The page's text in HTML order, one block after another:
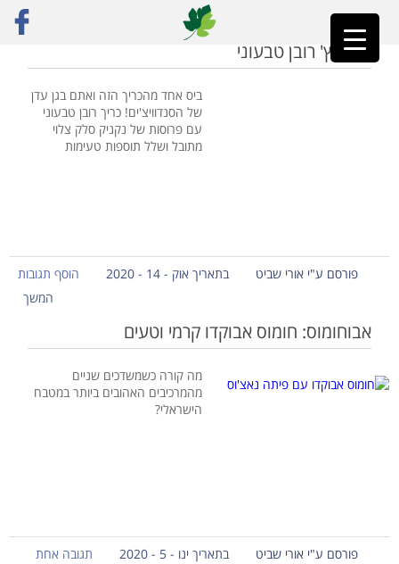
ראשי»סנדוויץ'
סנדוויץ' רובן טבעוני
ביס אחד מהכריך הזה ואתם בגן עדן
של הסנדוויצ'ים! כריך רובן טבעוני
עם פרוסות של נקניק סלק צלוי
מתובל ושלל תוספות טעימות
פורסם ע"י אורי שביט בתאריך אוק - 14 - 2020
הוסף תגובות
המשך
אבוחומוס: חומוס אבוקדו קרמי וטעים
מה קורה כשמשדכים שניים
מהמרכיבים האהובים ביותר במטבח
הישראלי?
פורסם ע"י אורי שביט בתאריך ינו - 5 - 2020
תגובה אחת